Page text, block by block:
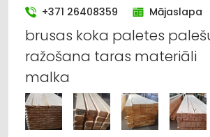
+371 26408359 Mājaslapa
brusas koka paletes
ražošana taras materiāli
malka